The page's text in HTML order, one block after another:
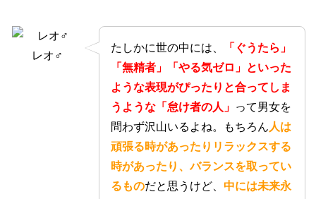
レオ♂
たしかに世の中には、
「ぐうたら」
「無精者」「やる気ゼロ」といった
ような表現がぴったりと合ってしま
うような「怠け者の人」 って男女を
問わず沢山いるよね。もちろん 人は
頑張る時があったりリラックスする
時があったり、バランスを取ってい
るものだと思うけど、中には未来永